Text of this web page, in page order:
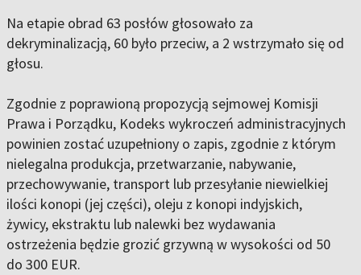
Na etapie obrad 63 posłów głosowało za
dekryminalizacją, 60 było przeciw, a 2 wstrzymało się od
głosu.
Zgodnie z poprawioną propozycją sejmowej Komisji
Prawa i Porządku, Kodeks wykroczeń administracyjnych
powinien zostać uzupełniony o zapis, zgodnie z którym
nielegalna produkcja, przetwarzanie, nabywanie,
przechowywanie, transport lub przesyłanie niewielkiej
ilości konopi (jej części), oleju z konopi indyjskich,
żywicy, ekstraktu lub nalewki bez wydawania
ostrzeżenia będzie grozić grzywną w wysokości od 50
do 300 EUR.